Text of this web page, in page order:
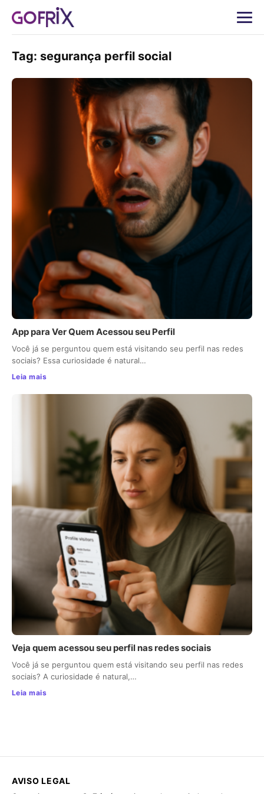
Tag: segurança perfil social
App para Ver Quem Acessou seu Perfil
Você já se perguntou quem está visitando seu perfil nas redes
sociais? Essa curiosidade é natural…
Leia mais
Veja quem acessou seu perfil nas redes sociais
Você já se perguntou quem está visitando seu perfil nas redes
sociais? A curiosidade é natural,…
Leia mais
AVISO LEGAL